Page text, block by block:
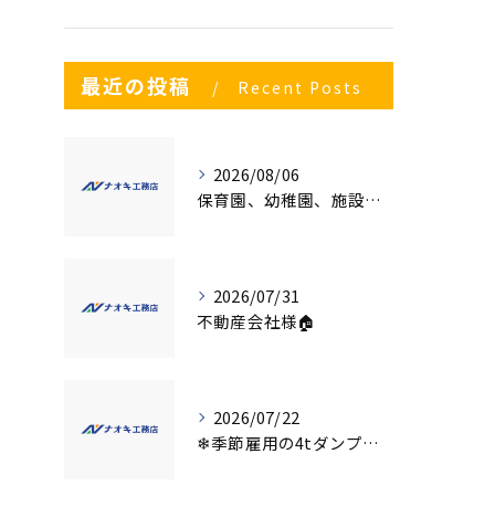
最近の投稿 Recent Posts
2026/08/06
保育園、幼稚園、施設様！！内装リフォームでお悩み事はございませんか？
2026/07/31
不動産会社様🏠
2026/07/22
❄季節雇用の4tダンプの運転手募集⛄